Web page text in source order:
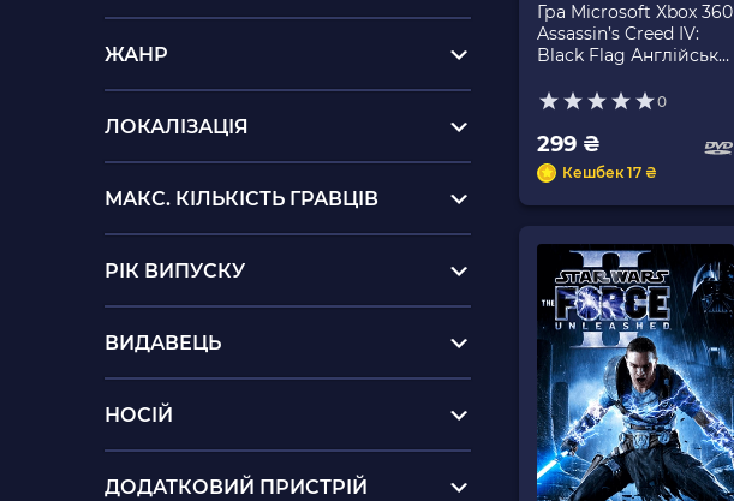
ЖАНР
ЛОКАЛІЗАЦІЯ
МАКС. КІЛЬКІСТЬ ГРАВЦІВ
РІК ВИПУСКУ
ВИДАВЕЦЬ
НОСІЙ
ДОДАТКОВИЙ ПРИСТРІЙ
Гра Microsoft Xbox 360
Assassin’s Creed IV:
Black Flag Англійська
0
299 ₴
Кешбек 17 ₴